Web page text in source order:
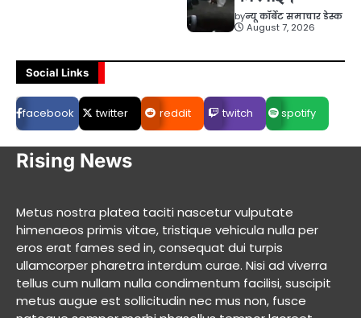
byन्यू कॉर्बेट समाचार डेस्क
August 7, 2026
Social Links
facebook twitter reddit twitch spotify
Rising News
Metus nostra platea taciti nascetur vulputate
himenaeos primis vitae, tristique vehicula nulla per
eros erat fames sed in, consequat dui turpis
ullamcorper pharetra interdum curae. Nisi ad viverra
tellus cum nullam nulla condimentum facilisi, suscipit
metus augue est sollicitudin nec mus non, fusce